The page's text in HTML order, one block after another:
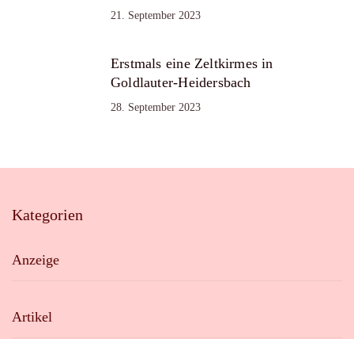
21. September 2023
Erstmals eine Zeltkirmes in
Goldlauter-Heidersbach
28. September 2023
Kategorien
Anzeige
Artikel